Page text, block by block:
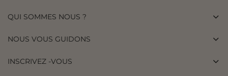
QUI SOMMES NOUS ?
NOUS VOUS GUIDONS
INSCRIVEZ -VOUS